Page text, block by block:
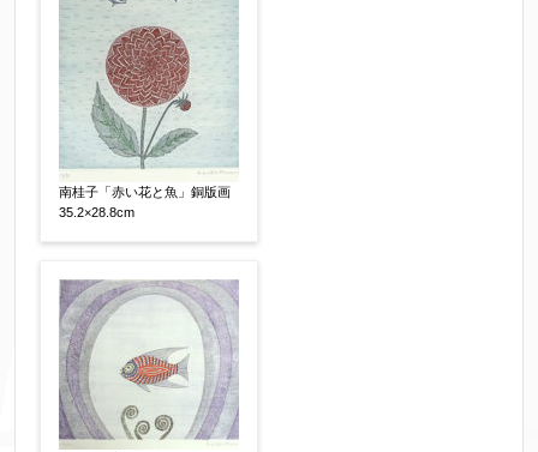
南桂子「赤い花と魚」銅版画
35.2×28.8cm